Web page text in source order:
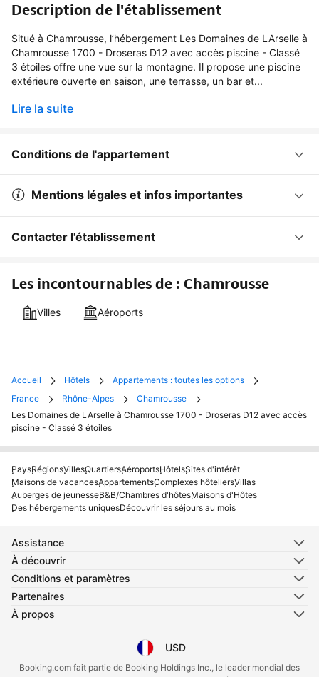
Description de l'établissement
Situé à Chamrousse, l’hébergement Les Domaines de LArselle à
Chamrousse 1700 - Droseras D12 avec accès piscine - Classé
3 étoiles offre une vue sur la montagne. Il propose une piscine
extérieure ouverte en saison, une terrasse, un bar et...
Lire la suite
Conditions de l'appartement
Mentions légales et infos importantes
Contacter l'établissement
Les incontournables de : Chamrousse
Villes Aéroports
Accueil Hôtels
Appartements : toutes les options
France
Rhône-Alpes
Chamrousse
Les Domaines de LArselle à Chamrousse 1700 - Droseras D12 avec accès
piscine - Classé 3 étoiles
PaysRégionsVillesQuartiersAéroportsHôtelsSites d'intérêt
Maisons de vacancesAppartementsComplexes hôteliersVillas
Auberges de jeunesseB&B/Chambres d'hôtesMaisons d'Hôtes
Des hébergements uniquesDécouvrir les séjours au mois
Assistance
À découvrir
Conditions et paramètres
Partenaires
À propos
Sélectionnez votre langue
USD
Sélectionnez votre devise
Booking.com fait partie de Booking Holdings Inc., le leader mondial des